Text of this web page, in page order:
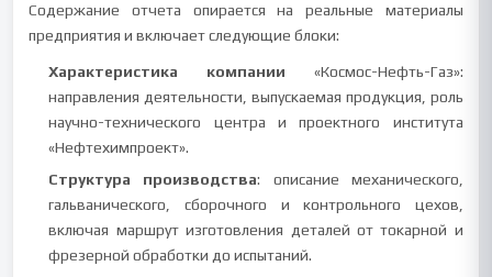
Содержание отчета опирается на реальные материалы
предприятия и включает следующие блоки:
Характеристика компании «Космос-Нефть-Газ»:
направления деятельности, выпускаемая продукция, роль
научно-технического центра и проектного института
«Нефтехимпроект».
Структура производства: описание механического,
гальванического, сборочного и контрольного цехов,
включая маршрут изготовления деталей от токарной и
фрезерной обработки до испытаний.